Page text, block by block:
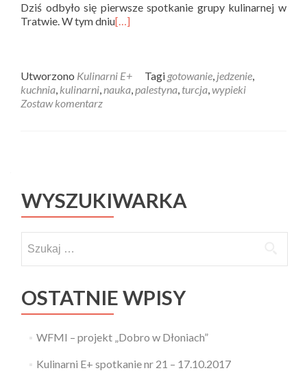
Dziś odbyło się pierwsze spotkanie grupy kulinarnej w
Tratwie. W tym dniu[…]
Utworzono Kulinarni E+ Tagi gotowanie, jedzenie,
kuchnia, kulinarni,nauka,palestyna, turcja,wypieki
Zostaw komentarz
WYSZUKIWARKA
OSTATNIE WPISY
WFMI – projekt „Dobro w Dłoniach”
Kulinarni E+ spotkanie nr 21 – 17.10.2017